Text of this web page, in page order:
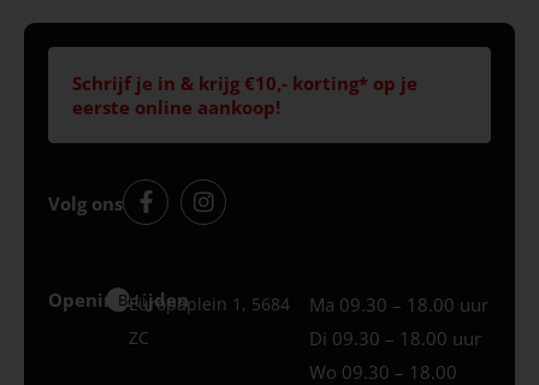
Schrijf je in & krijg €10,- korting* op je
eerste online aankoop!
Volg ons
Openingstijden
Best
Europaplein 1, 5684
ZC
Ma 09.30 – 18.00 uur
Di 09.30 – 18.00 uur
Wo 09.30 – 18.00